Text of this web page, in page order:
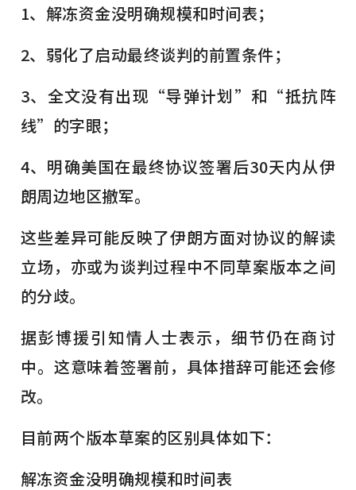
1、解冻资金没明确规模和时间表；
2、弱化了启动最终谈判的前置条件；
3、全文没有出现“导弹计划”和“抵抗阵
线”的字眼；
4、明确美国在最终协议签署后30天内从伊
朗周边地区撤军。
这些差异可能反映了伊朗方面对协议的解读
立场，亦或为谈判过程中不同草案版本之间
的分歧。
据彭博援引知情人士表示，细节仍在商讨
中。这意味着签署前，具体措辞可能还会修
改。
目前两个版本草案的区别具体如下：
解冻资金没明确规模和时间表